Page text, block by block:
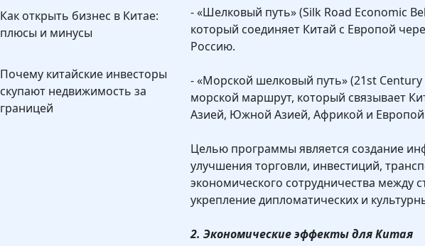
Как открыть бизнес в Китае:
плюсы и минусы
Почему китайские инвесторы
скупают недвижимость за
границей
- «Шелковый путь» (Silk Road Economic
который соединяет Китай с Европой
Россию.
- «Морской шелковый путь» (21st
морской маршрут, который связывает
Азией, Южной Азией, Африкой и
Целью программы является создание
улучшения торговли, инвестиций,
экономического сотрудничества между
укрепление дипломатических и
2. Экономические эффекты для Китая